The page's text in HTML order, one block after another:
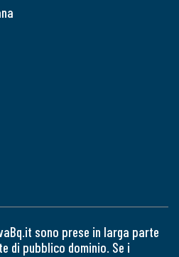
sono prese in larga parte
di pubblico dominio. Se i